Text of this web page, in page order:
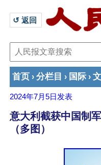
↺ 返回
首页 › 分栏目 › 国际 ›
2024年7月5日 发表
意大利截获中国制
（多图）